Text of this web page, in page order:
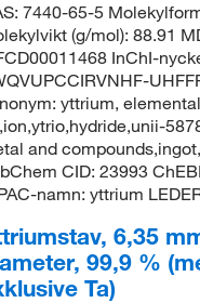
7440-65-5
(g/mol): 88.91
InChI-
yttrium,
and
CID: 23993
namn: yttrium
6,35
99,9 %
Ta)